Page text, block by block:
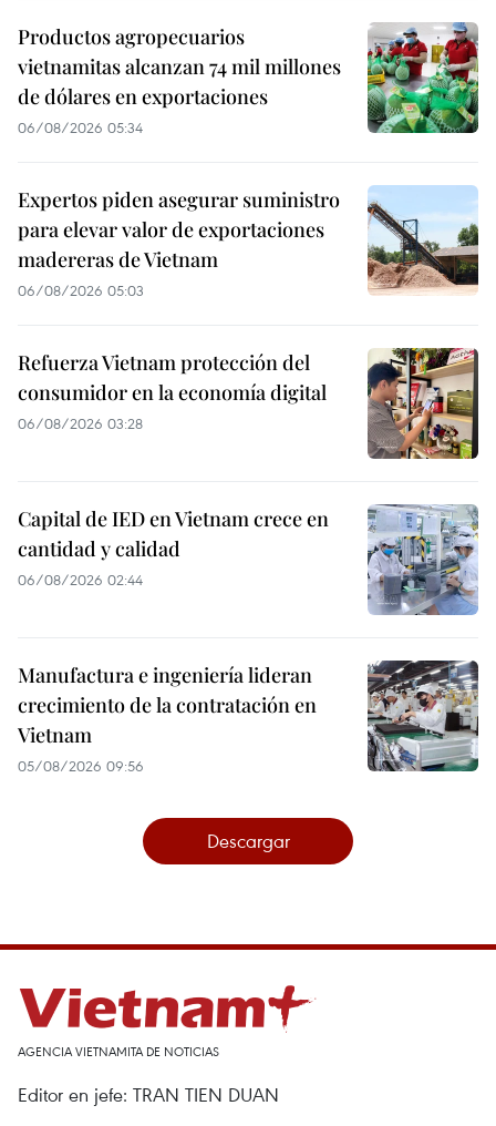
Productos agropecuarios
vietnamitas alcanzan 74 mil millones
de dólares en exportaciones
06/08/2026 05:34
Expertos piden asegurar suministro
para elevar valor de exportaciones
madereras de Vietnam
06/08/2026 05:03
Refuerza Vietnam protección del
consumidor en la economía digital
06/08/2026 03:28
Capital de IED en Vietnam crece en
cantidad y calidad
06/08/2026 02:44
Manufactura e ingeniería lideran
crecimiento de la contratación en
Vietnam
05/08/2026 09:56
Descargar
AGENCIA VIETNAMITA DE NOTICIAS
Editor en jefe: TRAN TIEN DUAN